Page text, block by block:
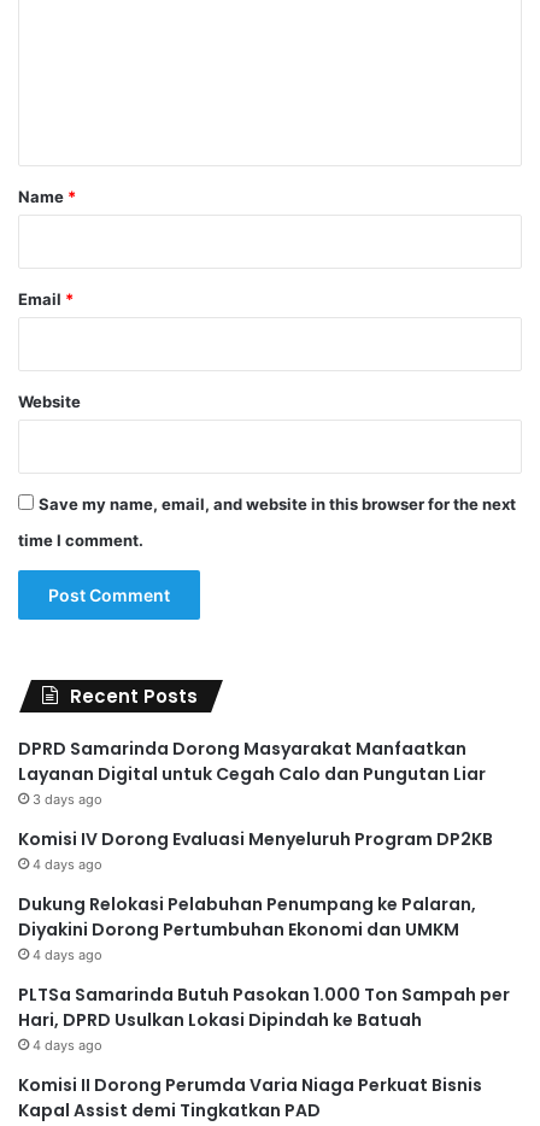
*
Name *
Email *
Website
Save my name, email, and website in this browser for the next
time I comment.
Recent Posts
DPRD Samarinda Dorong Masyarakat Manfaatkan
Layanan Digital untuk Cegah Calo dan Pungutan Liar
3 days ago
Komisi IV Dorong Evaluasi Menyeluruh Program DP2KB
4 days ago
Dukung Relokasi Pelabuhan Penumpang ke Palaran,
Diyakini Dorong Pertumbuhan Ekonomi dan UMKM
4 days ago
PLTSa Samarinda Butuh Pasokan 1.000 Ton Sampah per
Hari, DPRD Usulkan Lokasi Dipindah ke Batuah
4 days ago
Komisi II Dorong Perumda Varia Niaga Perkuat Bisnis
Kapal Assist demi Tingkatkan PAD